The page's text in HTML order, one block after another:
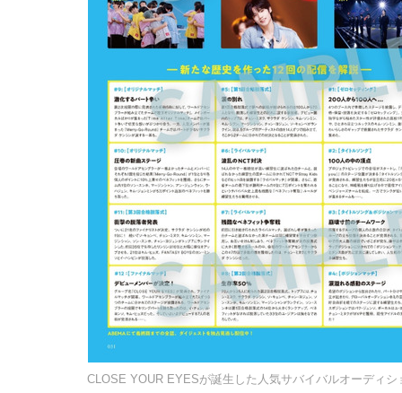
CLOSE YOUR EYESが誕生した人気サバイバルオーディ